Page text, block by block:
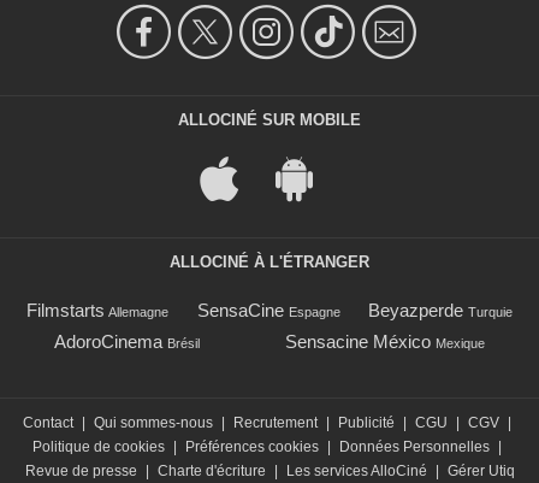
ALLOCINÉ SUR MOBILE
ALLOCINÉ À L'ÉTRANGER
Filmstarts Allemagne SensaCine Espagne Beyazperde Turquie
AdoroCinema Brésil Sensacine México Mexique
Contact Qui sommes-nous Recrutement Publicité CGU CGV
Politique de cookies
Préférences cookies Données Personnelles
Revue de presse
Charte d'écriture Les services AlloCiné Gérer Utiq